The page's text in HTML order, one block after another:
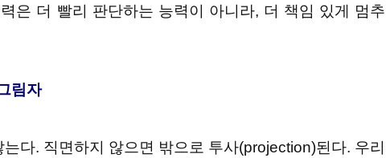
은 더 빨리 판단하는 능력이 아니라, 더 책임 있게 멈추
림자
다. 직면하지 않으면 밖으로 투사(projection)된다. 우리